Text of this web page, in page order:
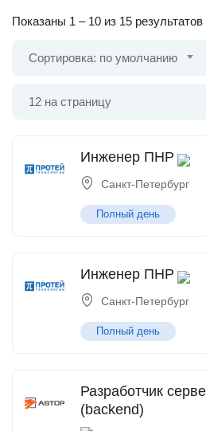
Показаны 1 – 10 из 15 результатов
Сортировка: по умолчанию
12 на страницу
Инженер ПНР
Санкт-Петербург
Полный день
Инженер ПНР
Санкт-Петербург
Полный день
Разработчик
(backend)